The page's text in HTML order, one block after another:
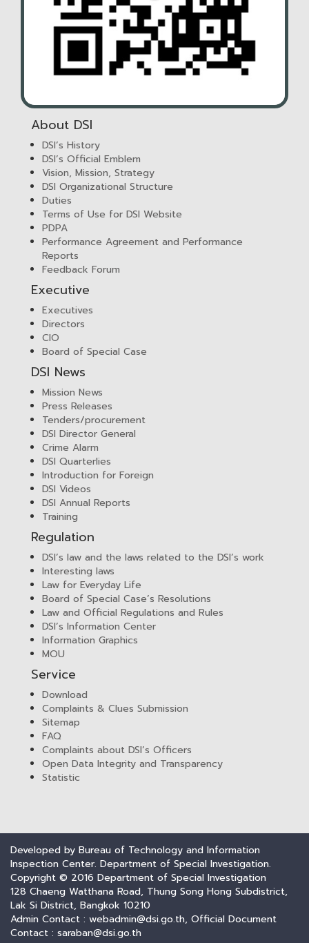
About DSI
DSI’s History
DSI’s Official Emblem
Vision, Mission, Strategy
DSI Organizational Structure
Duties
Terms of Use for DSI Website
PDPA
Performance Agreement and Performance
Reports
Feedback Forum
Executive
Executives
Directors
CIO
Board of Special Case
DSI News
Mission News
Press Releases
Tenders/procurement
DSI Director General
Crime Alarm
DSI Quarterlies
Introduction for Foreign
DSI Videos
DSI Annual Reports
Training
Regulation
DSI’s law and the laws related to the DSI’s work
Interesting laws
Law for Everyday Life
Board of Special Case’s Resolutions
Law and Official Regulations and Rules
DSI’s Information Center
Information Graphics
MOU
Service
Download
Complaints & Clues Submission
Sitemap
FAQ
Complaints about DSI’s Officers
Open Data Integrity and Transparency
Statistic
Developed by Bureau of Technology and Information
Inspection Center. Department of Special Investigation.
Copyright © 2016 Department of Special Investigation
128 Chaeng Watthana Road, Thung Song Hong Subdistrict,
Lak Si District, Bangkok 10210
Admin Contact : webadmin@dsi.go.th, Official Document
Contact : saraban@dsi.go.th